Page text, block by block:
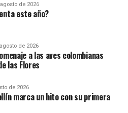
de 2026
este año?
de 2026
a las aves colombianas
las Flores
de 2026
marca un hito con su primera